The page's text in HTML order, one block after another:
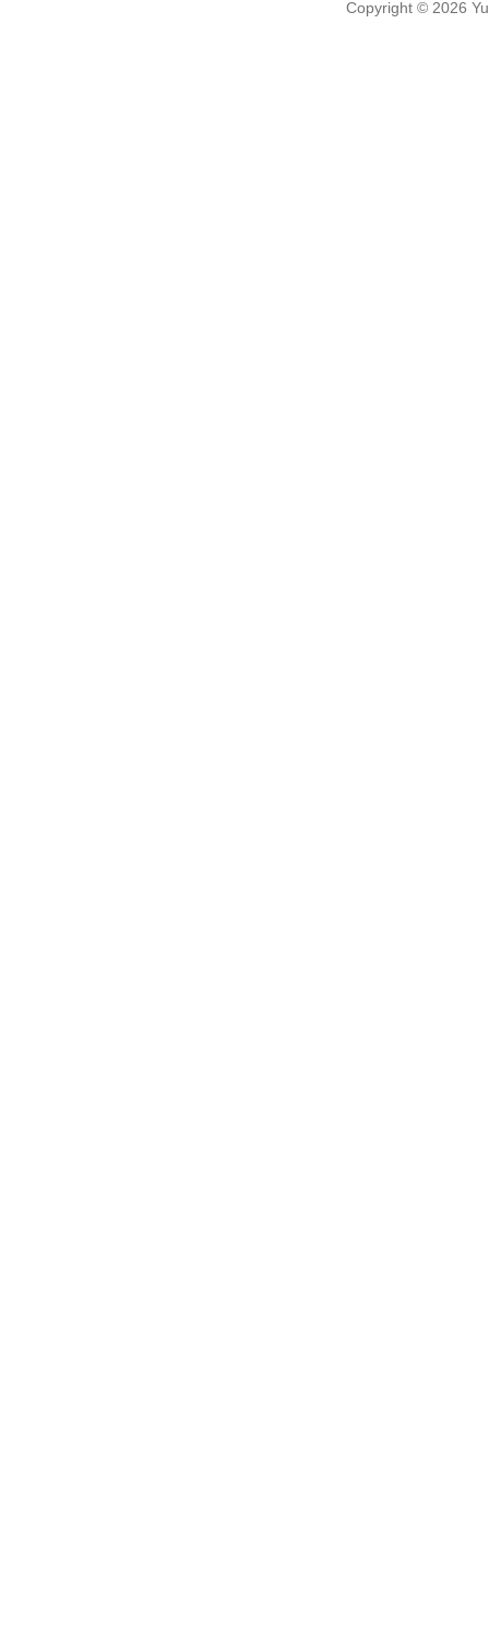
Copyright © 2026